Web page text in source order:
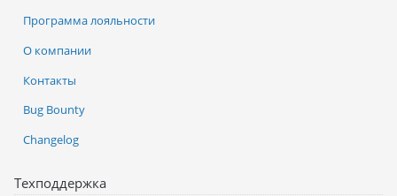
Программа лояльности
О компании
Контакты
Bug Bounty
Changelog
Техподдержка